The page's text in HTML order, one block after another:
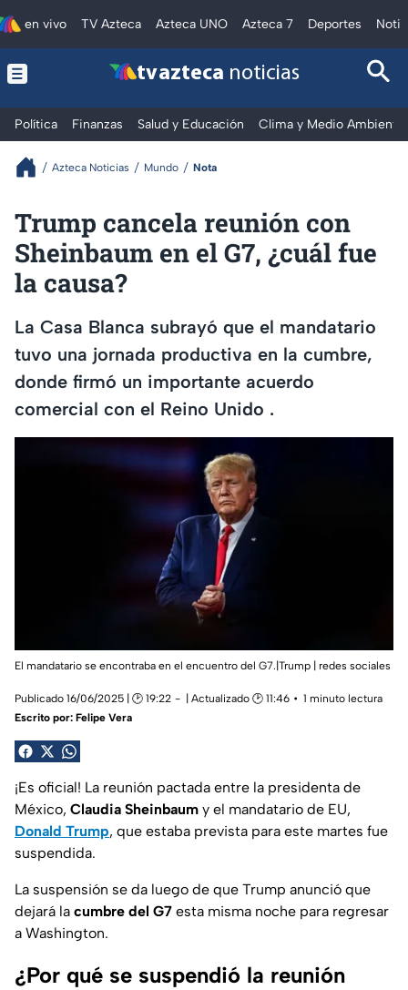
en vivo TV Azteca Azteca UNO Azteca 7 Deportes
tv azteca noticias
Política Finanzas Salud y Educación Clima y Medio Ambiente
Azteca Noticias Mundo Nota
Trump cancela reunión con
Sheinbaum en el G7, ¿cuál fue
la causa?
La Casa Blanca subrayó que el mandatario
tuvo una jornada productiva en la cumbre,
donde firmó un importante acuerdo
comercial con el Reino Unido .
El mandatario se encontraba en el encuentro del G7.|Trump | redes sociales
Publicado 16/06/2025 | 🕑 19:22 | Actualizado 🕑 11:46
1 minuto lectura
Escrito por: Felipe Vera
¡Es oficial! La reunión pactada entre la presidenta de
México, Claudia Sheinbaum y el mandatario de EU,
Donald Trump, que estaba prevista para este martes fue
suspendida.
La suspensión se da luego de que Trump anunció que
dejará la cumbre del G7 esta misma noche para regresar
a Washington.
¿Por qué se suspendió la reunión